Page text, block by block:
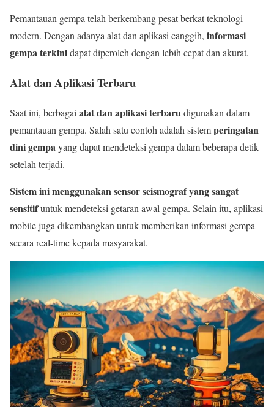
Pemantauan gempa telah berkembang pesat berkat teknologi
modern. Dengan adanya alat dan aplikasi canggih, informasi
gempa terkinidapat diperoleh dengan lebih cepat dan akurat.
Alat dan Aplikasi Terbaru
Saat ini, berbagai alat dan aplikasi terbarudigunakan dalam
pemantauan gempa. Salah satu contoh adalah sistemperingatan
dini gempayang dapat mendeteksi gempa dalam beberapa detik
setelah terjadi.
Sistem ini menggunakan sensor seismograf yang sangat
sensitifuntuk mendeteksi getaran awal gempa. Selain itu, aplikasi
mobile juga dikembangkan untuk memberikan informasi gempa
secara real-time kepada masyarakat.